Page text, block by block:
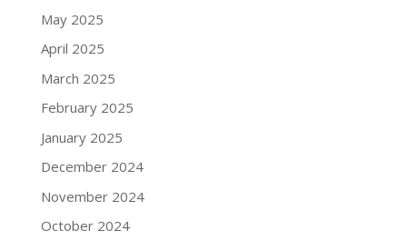
May 2025
April 2025
March 2025
February 2025
January 2025
December 2024
November 2024
October 2024